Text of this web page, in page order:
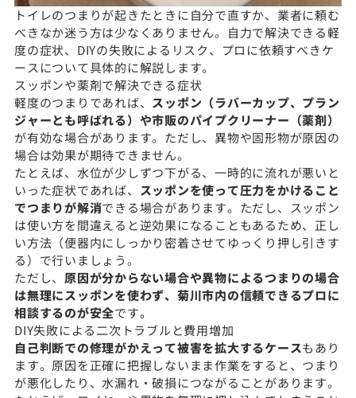
トイレのつまりが起きたときに自分で直すか、業者に頼む
べきなか迷う方は少なくありません。自力で解決できる軽
度の症状、DIYの失敗によるリスク、プロに依頼すべきケ
ースについて具体的に解説します。
スッポンや薬剤で解決できる症状
軽度のつまりであれば、 スッポン（ラバーカップ、プラン
ジャーとも呼ばれる）や市販のパイプクリーナー（薬剤）
が有効な場合があります。ただし、異物や固形物が原因の
場合は効果が期待できません。
たとえば、水位が少しずつ下がる、一時的に流れが悪いと
いった症状であれば、 スッポンを使って圧力をかけること
でつまりが解消できる場合があります。ただし、スッポン
は使い方を間違えると逆効果になることもあるため、正し
い方法（便器内にしっかり密着させてゆっくり押し引きす
る）で行いましょう。
ただし、 原因が分からない場合や異物によるつまりの場合
は無理にスッポンを使わず、菊川市内の信頼できるプロに
相談するのが安全です。
DIY失敗による二次トラブルと費用増加
自己判断での修理がかえって被害を拡大するケースもあり
ます。原因を正確に把握しないまま作業をすると、つまり
が悪化したり、水漏れ・破損につながることがあります。